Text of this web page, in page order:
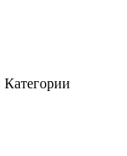
Категории